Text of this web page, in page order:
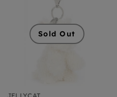
Sold Out
JELLYCAT